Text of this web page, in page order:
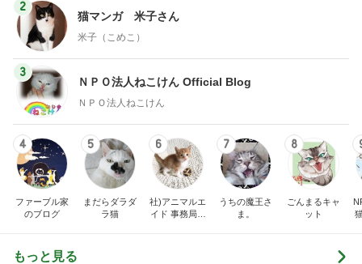
2
猫マンガ 米子さん
米子（こめこ）
3
ＮＰＯ法人ねこけん Official Blog
ＮＰＯ法人ねこけん
4
ファーブル家
のブログ
5
まだらダラダ
ラ猫
6
社)アニマルエ
イド 事務局＆
7
うちの魔王さ
ま。
8
ごんまるキャ
ット
もっと見る